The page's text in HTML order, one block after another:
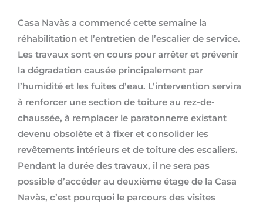
Casa Navàs a commencé cette semaine la
réhabilitation et l’entretien de l’escalier de service.
Les travaux sont en cours pour arrêter et prévenir
la dégradation causée principalement par
l’humidité et les fuites d’eau. L’intervention servira
à renforcer une section de toiture au rez-de-
chaussée, à remplacer le paratonnerre existant
devenu obsolète et à fixer et consolider les
revêtements intérieurs et de toiture des escaliers.
Pendant la durée des travaux, il ne sera pas
possible d’accéder au deuxième étage de la Casa
Navàs, c’est pourquoi le parcours des visites